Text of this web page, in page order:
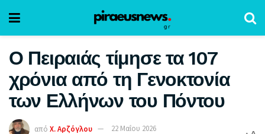
Ο Πειραιάς τίμησε τα 107
χρόνια από τη Γενοκτονία
των Ελλήνων του Πόντου
από Χ. Αρζόγλου
22 Μαΐου 2026